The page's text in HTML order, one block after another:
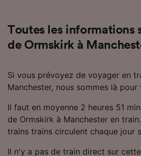
Toutes les informations
de Ormskirk à
Si vous prévoyez de voyager en
Manchester, nous sommes là pour
Il faut en moyenne 2 heures 51
de Ormskirk à Manchester en
trains trains circulent chaque jour
Il n'y a pas de train direct sur